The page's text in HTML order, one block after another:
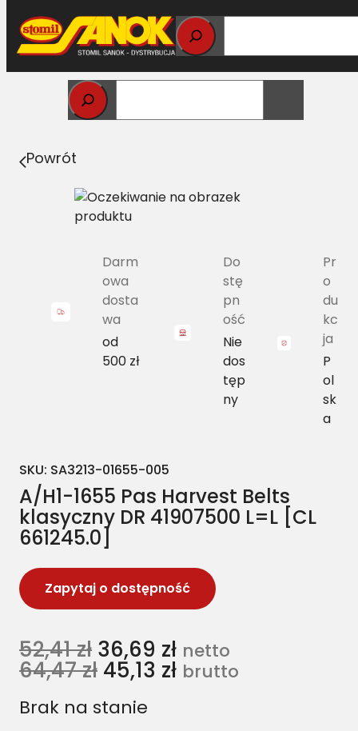
Przejdź
do
treści
Strona główna>
klasyczny DR 41907500 L=L [CL 661245.0]
Powrót
Darm
owa
dosta
wa
od
500 zł
Do
stę
pn
ość
Nie
dos
tęp
ny
Pr
o
du
kc
ja
P
ol
sk
a
SKU: SA3213-01655-005
A/H1-1655 Pas Harvest Belts
klasyczny DR 41907500 L=L [CL
661245.0]
Zapytaj o dostępność
52,41zł 36,69 zł netto
64,47zł 45,13 zł brutto
Brak na stanie